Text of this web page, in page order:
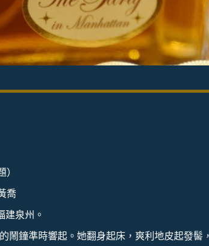
喬
泉州。
鬧鐘準時響起。她翻身起床，爽利地皮起發髻